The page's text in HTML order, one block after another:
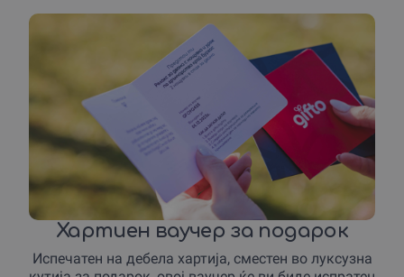
Хартиен ваучер за подарок
Испечатен на дебела хартија, сместен во луксузна